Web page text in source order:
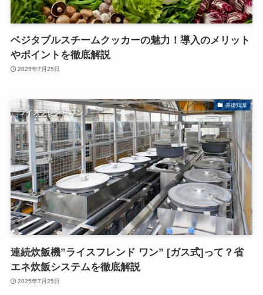
ベジタブルスチームクッカーの魅力！導入のメリット
やポイントを徹底解説
2025年7月25日
基礎知識
連続炊飯機”ライスフレンド ワン” [ガス式]って？省
エネ炊飯システムを徹底解説
2025年7月25日